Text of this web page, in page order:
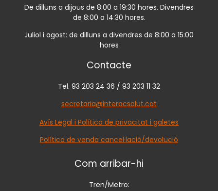
De dilluns a dijous de 8:00 a 19:30 hores. Divendres
de 8:00 a 14:30 hores.
Juliol i agost: de dilluns a divendres de 8:00 a 15:00
hores
Contacte
Tel. 93 203 24 36 / 93 203 11 32
secretaria@interacsalut.cat
Avís Legal i Política de privacitat i galetes
Política de venda cancel·lació/devolució
Com arribar-hi
Tren/Metro: